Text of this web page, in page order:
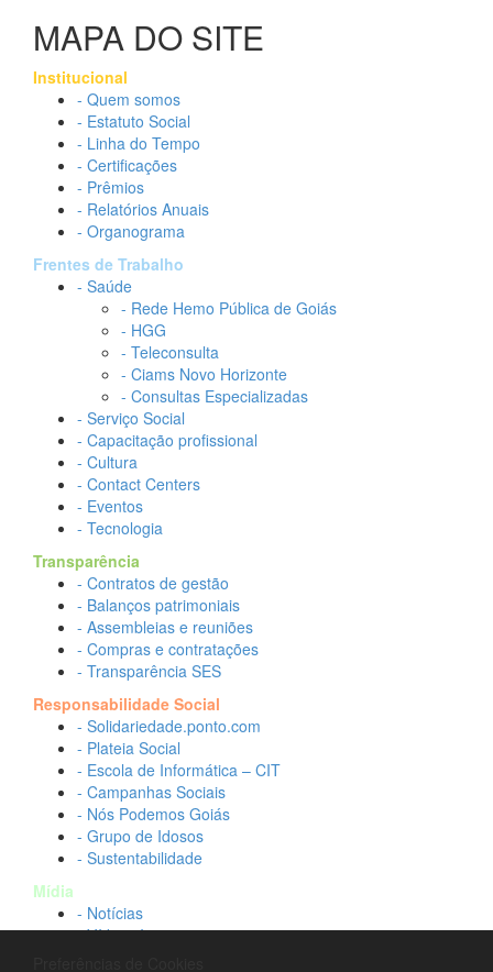
MAPA DO SITE
Institucional
- Quem somos
- Estatuto Social
- Linha do Tempo
- Certificações
- Prêmios
- Relatórios Anuais
- Organograma
Frentes de Trabalho
- Saúde
- Rede Hemo Pública de Goiás
- HGG
- Teleconsulta
- Ciams Novo Horizonte
- Consultas Especializadas
- Serviço Social
- Capacitação profissional
- Cultura
- Contact Centers
- Eventos
- Tecnologia
Transparência
- Contratos de gestão
- Balanços patrimoniais
- Assembleias e reuniões
- Compras e contratações
- Transparência SES
Responsabilidade Social
- Solidariedade.ponto.com
- Plateia Social
- Escola de Informática – CIT
- Campanhas Sociais
- Nós Podemos Goiás
- Grupo de Idosos
- Sustentabilidade
Mídia
- Notícias
- Vídeos Institucionais